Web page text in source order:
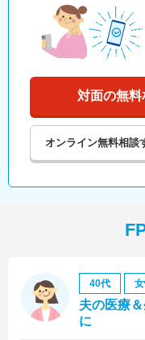
対面の無料
オンライン無料相談
40代
夫の医療
に